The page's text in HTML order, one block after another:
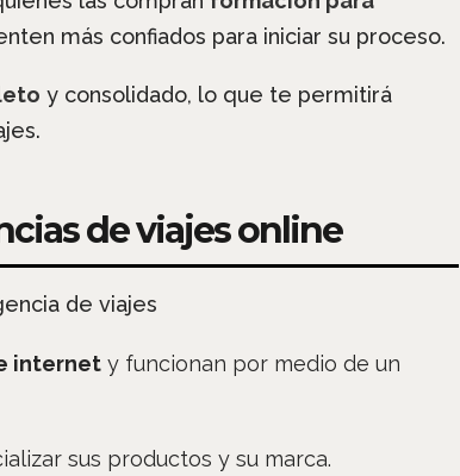
más confiados para iniciar su proceso.
y consolidado, lo que te permitirá
de viajes online
internety funcionan por medio de un
sus productos y su marca.